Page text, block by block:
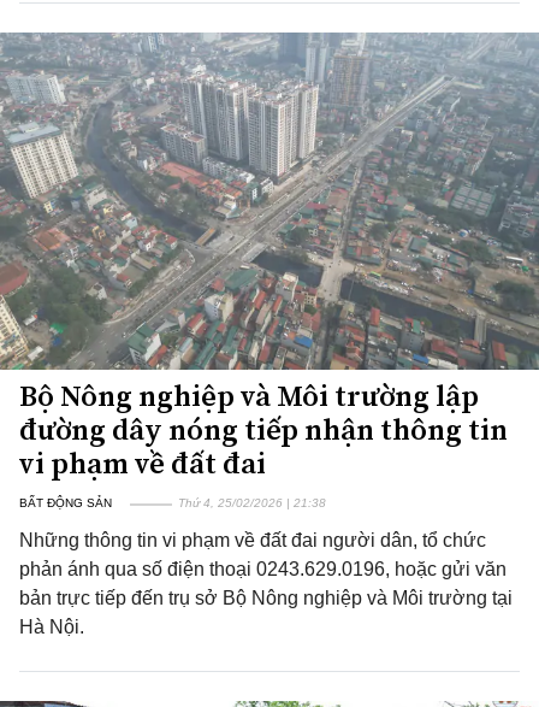
Bộ Nông nghiệp và Môi trường lập
đường dây nóng tiếp nhận thông tin
vi phạm về đất đai
BẤT ĐỘNG SẢN Thứ 4, 25/02/2026 | 21:38
Những thông tin vi phạm về đất đai người dân, tổ chức
phản ánh qua số điện thoại 0243.629.0196, hoặc gửi văn
bản trực tiếp đến trụ sở Bộ Nông nghiệp và Môi trường tại
Hà Nội.